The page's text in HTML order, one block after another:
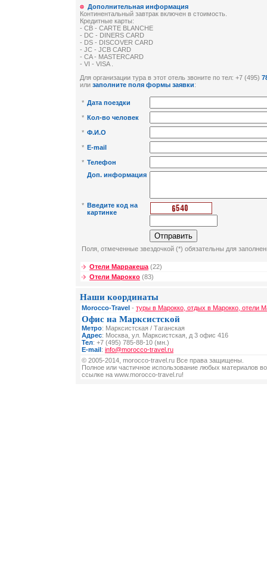
Дополнительная информация
Континентальный завтрак включен в стоимость.
Кредитные карты:
- CB - CARTE BLANCHE
- DC - DINERS CARD
- DS - DISCOVER CARD
- JC - JCB CARD
- CA - MASTERCARD
- VI - VISA .
Для организации тура в этот отель звоните по тел: +7 (495)
или заполните поля формы заявки:
* Дата поездки
* Кол-во человек
* Ф.И.О
* E-mail
* Телефон
Доп. информация
* Введите код на
картинке
Поля, отмеченные звездочкой (*) обязательны для
Отели Марракеша(22)
Отели Марокко (83)
Наши координаты
Morocco-Travel - туры в Марокко, отдых в Марокко, отели
Офис на Марксистской
Метро: Марксистская / Таганская
Адрес: Москва, ул. Марксистская, д 3 офис 416
Тел: +7 (495) 785-88-10 (мн.)
E-mail: info@morocco-travel.ru
© 2005-2014, morocco-travel.ru Все права защищены.
Полное или частичное использование любых материалов
ссылке на www.morocco-travel.ru!